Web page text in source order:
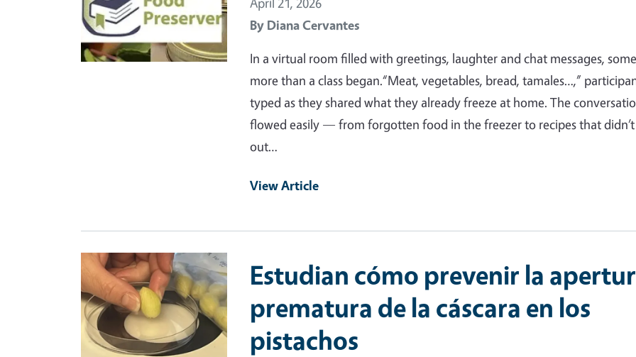
By Diana Cervantes
In a virtual room filled with greetings, laughter and chat messages,
more than a class began.“Meat, vegetables, bread, tamales…,”
typed as they shared what they already freeze at home. The
flowed easily — from forgotten food in the freezer to recipes that
out…
View Article
Primary Image
Estudian cómo prevenir la
prematura de la cáscara en los
pistachos